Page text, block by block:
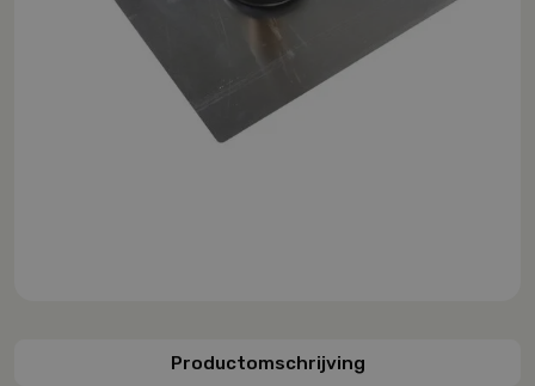
Productomschrijving